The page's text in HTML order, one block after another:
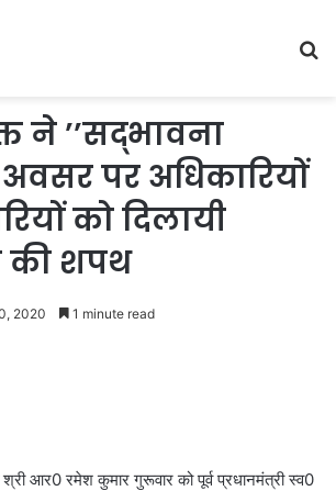
ने ’’सद्भावना
पर अधिकारियों
को दिलायी
की शपथ
2020 1 minute read
आर0 रमेश कुमार गुरूवार को पूर्व प्रधानमंत्री स्व0